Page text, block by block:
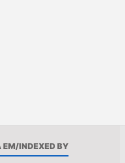
EM/INDEXED BY